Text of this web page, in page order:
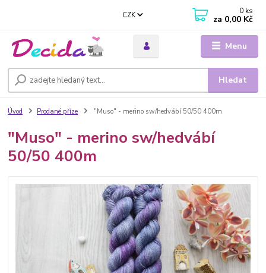
Menu
CZK
Hledat
0 ks
za 0,00 Kč
Úvod Prodané příze "Muso" - merino sw/hedvábí 50/50 400m
"Muso" - merino sw/hedvábí
50/50 400m